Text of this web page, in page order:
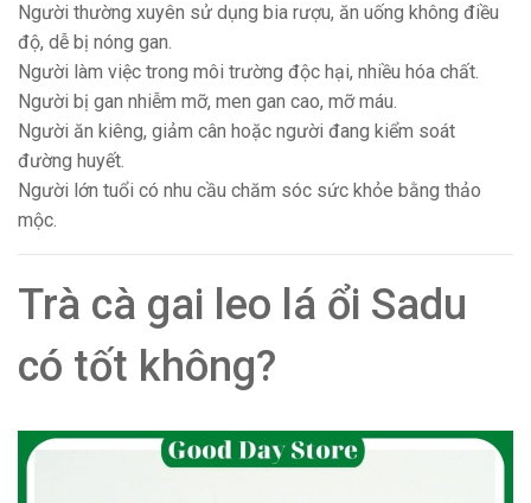
Người thường xuyên sử dụng bia rượu, ăn uống không điều
độ, dễ bị nóng gan.
Người làm việc trong môi trường độc hại, nhiều hóa chất.
Người bị gan nhiễm mỡ, men gan cao, mỡ máu.
Người ăn kiêng, giảm cân hoặc người đang kiểm soát
đường huyết.
Người lớn tuổi có nhu cầu chăm sóc sức khỏe bằng thảo
mộc.
Trà cà gai leo lá ổi Sadu
có tốt không?